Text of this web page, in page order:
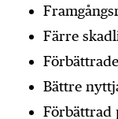
Färre
Bättre
Förbättrad